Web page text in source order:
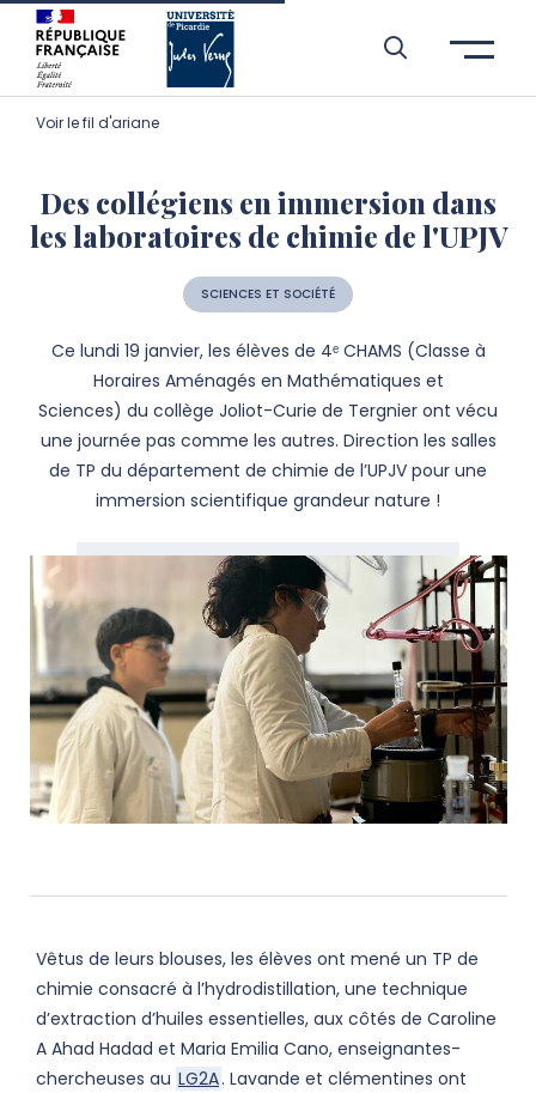
Aller à l’entête de page
Aller au menu principale
Aller au contenu principal
Aller à la recherche
Passer aux cookies
Aller au pied de page
Voir le fil d'ariane
Des collégiens en immersion dans
les laboratoires de chimie de l'UPJV
SCIENCES ET SOCIÉTÉ
Ce lundi 19 janvier, les élèves de 4ᵉ CHAMS (Classe à
Horaires Aménagés en Mathématiques et
Sciences) du collège Joliot-Curie de Tergnier ont vécu
une journée pas comme les autres. Direction les salles
de TP du département de chimie de l’UPJV pour une
immersion scientifique grandeur nature !
Vêtus de leurs blouses, les élèves ont mené un TP de
chimie consacré à l’hydrodistillation, une technique
d’extraction d’huiles essentielles, aux côtés de Caroline
A Ahad Hadad et Maria Emilia Cano, enseignantes-
chercheuses au LG2A. Lavande et clémentines ont